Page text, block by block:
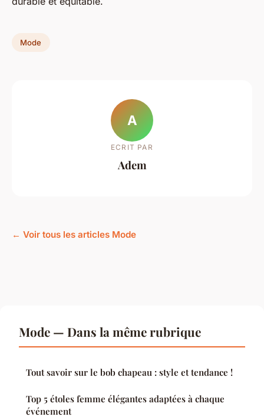
Mode
A
ECRIT PAR
Adem
← Voir tous les articles Mode
Mode — Dans la même rubrique
Tout savoir sur le bob chapeau : style et tendance !
Top 5 étoles femme élégantes adaptées à chaque
événement